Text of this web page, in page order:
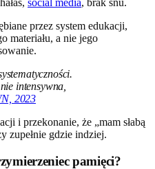
przez system edukacji,
materiału, a nie jego
intensywna,
2023
i przekonanie, że „mam słabą
zupełnie gdzie indziej.
pamięci?